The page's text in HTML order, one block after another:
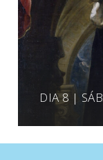
DIA 8 |